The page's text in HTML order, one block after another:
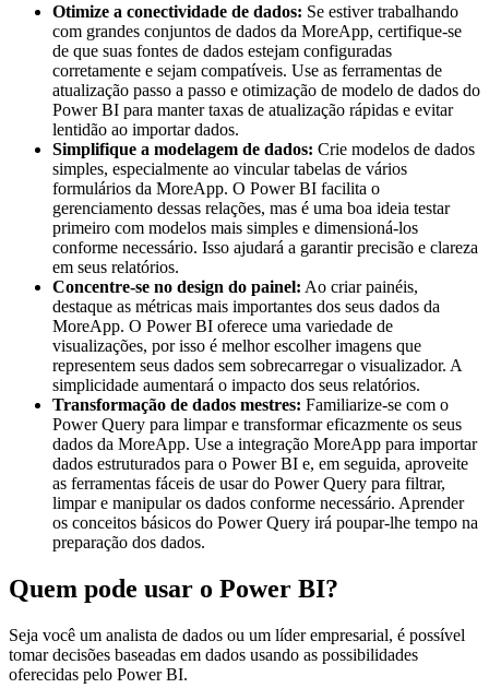
Otimize a conectividade de dados: Se estiver trabalhando
com grandes conjuntos de dados da MoreApp, certifique-se
de que suas fontes de dados estejam configuradas
corretamente e sejam compatíveis. Use as ferramentas de
atualização passo a passo e otimização de modelo de dados do
Power BI para manter taxas de atualização rápidas e evitar
lentidão ao importar dados.
Simplifique a modelagem de dados: Crie modelos de dados
simples, especialmente ao vincular tabelas de vários
formulários da MoreApp. O Power BI facilita o
gerenciamento dessas relações, mas é uma boa ideia testar
primeiro com modelos mais simples e dimensioná-los
conforme necessário. Isso ajudará a garantir precisão e clareza
em seus relatórios.
Concentre-se no design do painel: Ao criar painéis,
destaque as métricas mais importantes dos seus dados da
MoreApp. O Power BI oferece uma variedade de
visualizações, por isso é melhor escolher imagens que
representem seus dados sem sobrecarregar o visualizador. A
simplicidade aumentará o impacto dos seus relatórios.
Transformação de dados mestres: Familiarize-se com o
Power Query para limpar e transformar eficazmente os seus
dados da MoreApp. Use a integração MoreApp para importar
dados estruturados para o Power BI e, em seguida, aproveite
as ferramentas fáceis de usar do Power Query para filtrar,
limpar e manipular os dados conforme necessário. Aprender
os conceitos básicos do Power Query irá poupar-lhe tempo na
preparação dos dados.
Quem pode usar o Power BI?
Seja você um analista de dados ou um líder empresarial, é possível
tomar decisões baseadas em dados usando as possibilidades
oferecidas pelo Power BI.